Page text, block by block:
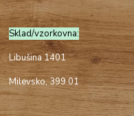
Sklad/vzorkovna:
Libušina 1401
Milevsko, 399 01